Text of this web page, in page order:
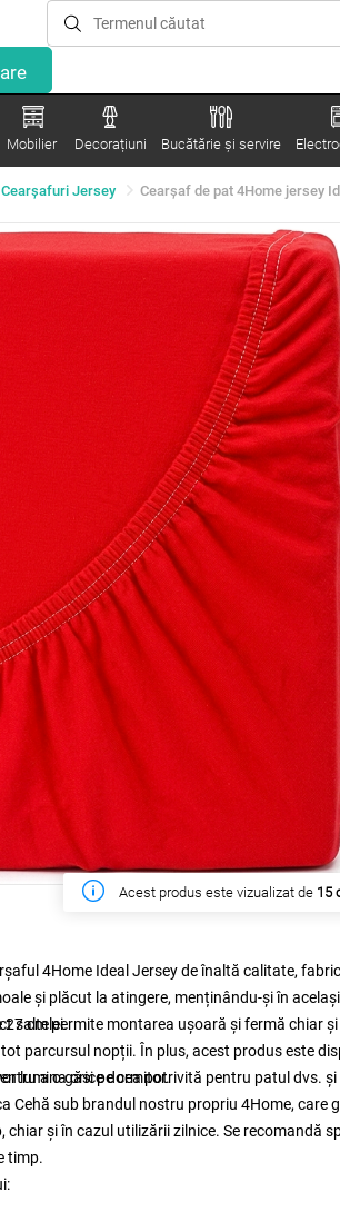
Mobilier Decorațiuni Bucătărie și servire
Cearșafuri Jersey Cearșaf de pat 4Home jersey
În săptămâna acesta a fost
4Home Ideal Jersey de înaltă calitate,
și plăcut la atingere, menținându-și în
saltelei.
cm permite montarea ușoară și fermă chiar
parcursul nopții. În plus, acest produs este
lumina orice dormitor.
a o găsi pe cea potrivită pentru patul dvs.
Cehă sub brandul nostru propriu 4Home,
chiar și în cazul utilizării zilnice. Se recomandă
timp.